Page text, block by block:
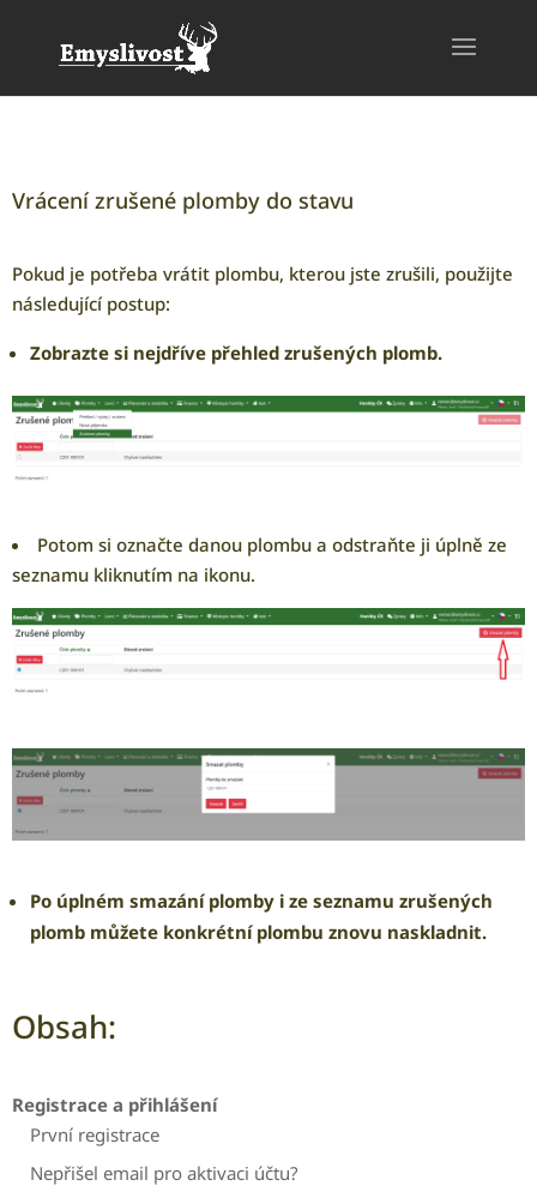
Vrácení zrušené plomby do stavu
Pokud je potřeba vrátit plombu, kterou jste zrušili, použijte
následující postup:
Zobrazte si nejdříve přehled zrušených plomb.
Potom si označte danou plombu a odstraňte ji úplně ze
seznamu kliknutím na ikonu.
Po úplném smazání plomby i ze seznamu zrušených
plomb můžete konkrétní plombu znovu naskladnit.
Obsah:
Registrace a přihlášení
První registrace
Nepřišel email pro aktivaci účtu?